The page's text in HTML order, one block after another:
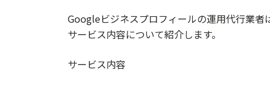
Googleビジネスプロフィールの運用代行業
サービス内容について紹介します。
サービス内容